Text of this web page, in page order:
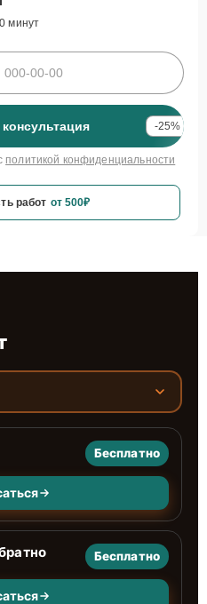
минут
-25%
политикой конфиденциальности
работ от 500₽
Бесплатно
Бесплатно